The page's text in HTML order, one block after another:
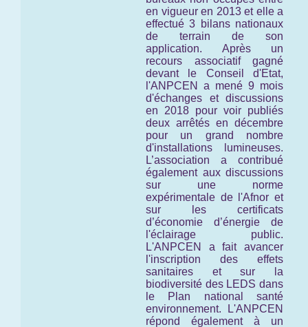
en vigueur en 2013 et elle a
effectué 3 bilans nationaux
de terrain de son
application. Après un
recours associatif gagné
devant le Conseil d'Etat,
l'ANPCEN a mené 9 mois
d'échanges et discussions
en 2018 pour voir publiés
deux arrêtés en décembre
pour un grand nombre
d'installations lumineuses.
L’association a contribué
également aux discussions
sur une norme
expérimentale de l'Afnor et
sur les certificats
d’économie d’énergie de
l'éclairage public.
L'ANPCEN a fait avancer
l'inscription des effets
sanitaires et sur la
biodiversité des LEDS dans
le Plan national santé
environnement. L'ANPCEN
répond également à un